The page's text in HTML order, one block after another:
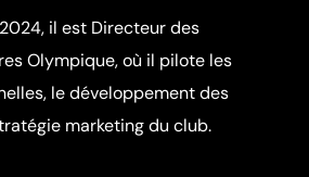
il est Directeur des
Olympique, où il pilote les
le développement des
marketing du club.